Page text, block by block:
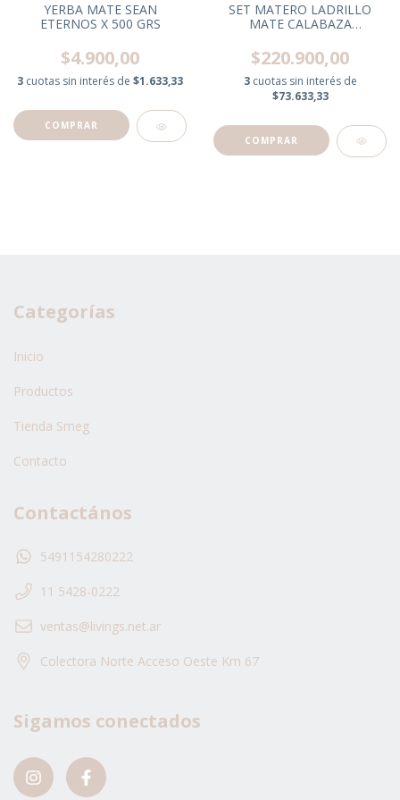
YERBA MATE SEAN
ETERNOS X 500 GRS
$4.900,00
3 cuotas sin interés de $1.633,33
SET MATERO LADRILLO
MATE CALABAZA
CUERO C/BANDEJA
$220.900,00
3 cuotas sin interés de
$73.633,33
Categorías
Inicio
Productos
Tienda Smeg
Contacto
Contactános
5491154280222
11 5428-0222
ventas@livings.net.ar
Colectora Norte Acceso Oeste Km 67
Sigamos conectados